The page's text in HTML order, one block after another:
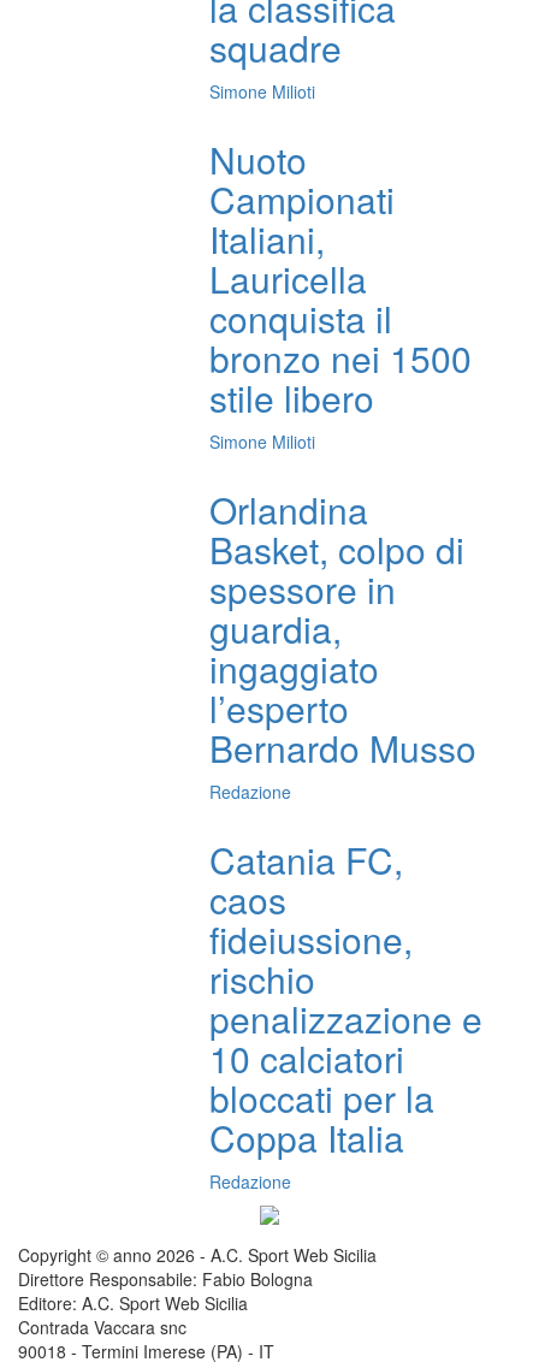
squadre
Simone Milioti
Nuoto
Campionati
Italiani,
Lauricella
conquista il
bronzo nei 1500
stile libero
Simone Milioti
Orlandina
Basket, colpo di
spessore in
guardia,
ingaggiato
l’esperto
Bernardo Musso
Redazione
Catania FC,
caos
fideiussione,
rischio
penalizzazione e
10 calciatori
bloccati per la
Coppa Italia
Redazione
Copyright © anno 2026 - A.C. Sport Web Sicilia
Direttore Responsabile: Fabio Bologna
Editore: A.C. Sport Web Sicilia
Contrada Vaccara snc
90018 - Termini Imerese (PA) - IT